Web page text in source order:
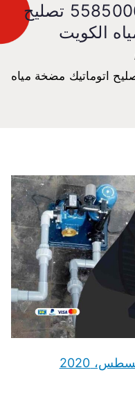
مضخات مياه البدع 55850065 تصليح
الكويت
مياه البدع 55850065 تصليح اتوماتيك مضخة مياه